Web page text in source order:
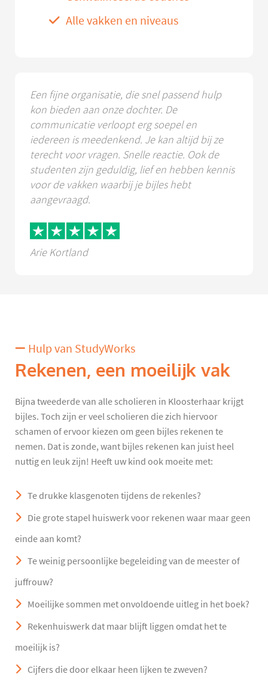
Alle vakken en niveaus
Een fijne organisatie, die snel passend hulp
kon bieden aan onze dochter. De
communicatie verloopt erg soepel en
iedereen is meedenkend. Je kan altijd bij ze
terecht voor vragen. Snelle reactie. Ook de
studenten zijn geduldig, lief en hebben kennis
voor de vakken waarbij je bijles hebt
aangevraagd.
Arie Kortland
Hulp van StudyWorks
Rekenen, een moeilijk vak
Bijna tweederde van alle scholieren in Kloosterhaar krijgt
bijles. Toch zijn er veel scholieren die zich hiervoor
schamen of ervoor kiezen om geen bijles rekenen te
nemen. Dat is zonde, want bijles rekenen kan juist heel
nuttig en leuk zijn! Heeft uw kind ook moeite met:
Te drukke klasgenoten tijdens de rekenles?
Die grote stapel huiswerk voor rekenen waar maar geen
einde aan komt?
Te weinig persoonlijke begeleiding van de meester of
juffrouw?
Moeilijke sommen met onvoldoende uitleg in het boek?
Rekenhuiswerk dat maar blijft liggen omdat het te
moeilijk is?
Cijfers die door elkaar heen lijken te zweven?